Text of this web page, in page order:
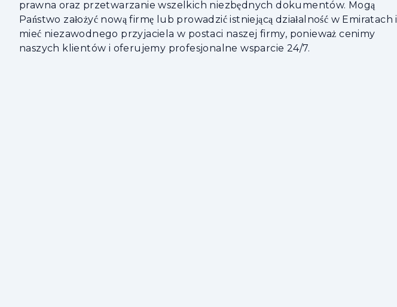
prawna oraz przetwarzanie wszelkich niezbędnych dokumentów. Mogą
Państwo założyć nową firmę lub prowadzić istniejącą działalność w Emiratach i
mieć niezawodnego przyjaciela w postaci naszej firmy, ponieważ cenimy
naszych klientów i oferujemy profesjonalne wsparcie 24/7.